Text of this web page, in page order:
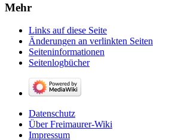
Mehr
Links auf diese Seite
Änderungen an verlinkten Seiten
Seiten­­informationen
Seitenlogbücher
Datenschutz
Über Freimaurer-Wiki
Impressum